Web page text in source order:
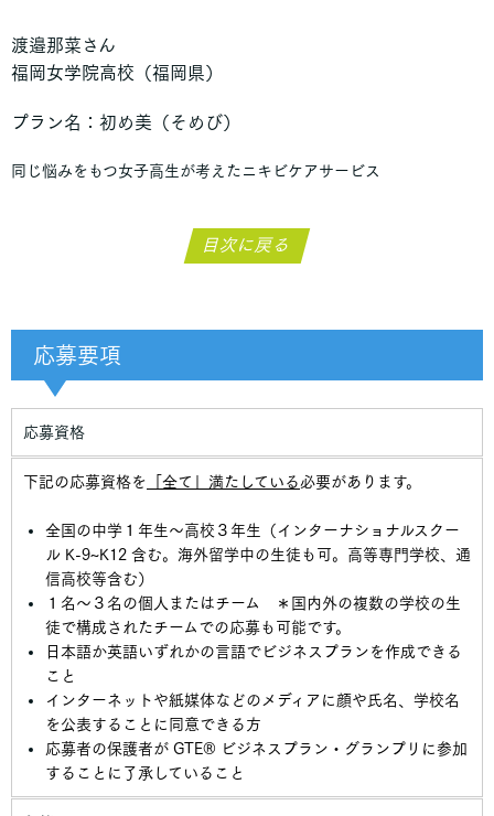
インターナショナルスクール（日本）
沖縄クリスチャンスクールインターナショナル
海外校
Columbia International School
渡邉那菜さん
福岡女学院高校（福岡県）
プラン名：初め美（そめび）
同じ悩みをもつ女子高生が考えたニキビケアサービス
目次に戻る
応募要項
応募資格
下記の応募資格を 「全て」満たしている必要があります。
全国の中学１年生〜高校３年生（インターナショナルスクー
ル K-9~K12 含む。海外留学中の生徒も可。高等専門学校、通
信高校等含む）
１名〜３名の個人またはチーム ＊国内外の複数の学校の生
徒で構成されたチームでの応募も可能です。
日本語か英語いずれかの言語でビジネスプランを作成できる
こと
インターネットや紙媒体などのメディアに顔や氏名、学校名
を公表することに同意できる方
応募者の保護者が GTE®️ ビジネスプラン・グランプリに参加
することに了承していること